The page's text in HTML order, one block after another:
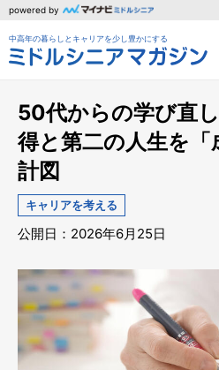
powered by
中高年の暮らしとキャリアを少し豊かにする
50代からの学び直
得と第二の人生を「
計図
キャリアを考える
公開日：2026年6月25日